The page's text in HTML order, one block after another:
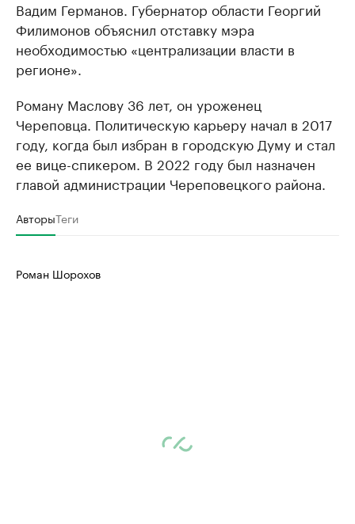
Вадим Германов. Губернатор области Георгий
Филимонов объяснил отставку мэра
необходимостью «централизации власти в
регионе».
Роману Маслову 36 лет, он уроженец
Череповца. Политическую карьеру начал в 2017
году, когда был избран в городскую Думу и стал
ее вице-спикером. В 2022 году был назначен
главой администрации Череповецкого района.
АвторыТеги
Роман Шорохов